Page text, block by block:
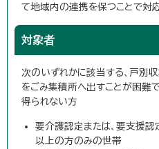
て地域内の連携を保つことで対応
対象者
次のいずれかに該当する、戸別
をごみ集積所へ出すことが困難
得られない方
要介護認定または、要支援
以上の方のみの世帯